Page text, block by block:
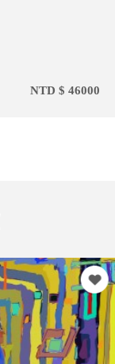
NTD $ 46000